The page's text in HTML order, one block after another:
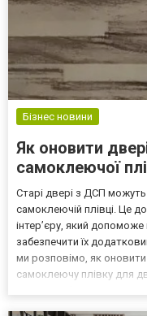
Бізнес новини
Як оновити
самоклеючої
Старі двері з ДСП
самоклеючій плівці. Це
інтер’єру, який
забезпечити їх
ми розповімо, як
самоклеючу плівку для